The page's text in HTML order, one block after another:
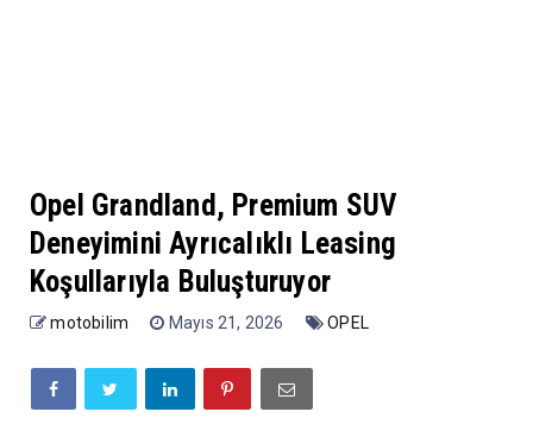
Opel Grandland, Premium SUV
Deneyimini Ayrıcalıklı Leasing
Koşullarıyla Buluşturuyor
motobilim Mayıs 21, 2026 OPEL